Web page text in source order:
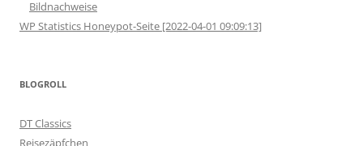
Bildnachweise
WP Statistics Honeypot-Seite [2022-04-01 09:09:13]
BLOGROLL
DT Classics
Reisezäpfchen